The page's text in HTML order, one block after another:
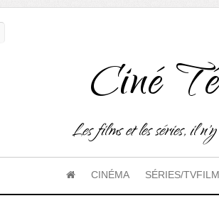
Ciné
Les films et les séries, il
CINÉMA SÉRIES/